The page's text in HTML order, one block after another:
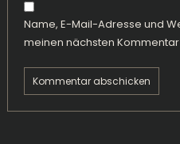
Name, E-Mail-Adresse und
meinen nächsten